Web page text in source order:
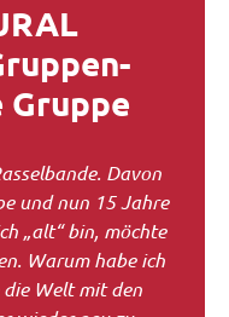
Davon
und nun 15 Jahre
„alt“ bin, möchte
Warum habe ich
Welt mit den